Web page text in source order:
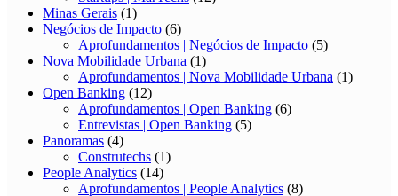
Minas Gerais (1)
Negócios de Impacto (6)
Aprofundamentos | Negócios de Impacto (5)
Nova Mobilidade Urbana (1)
Aprofundamentos | Nova Mobilidade Urbana (1)
Open Banking (12)
Aprofundamentos | Open Banking (6)
Entrevistas | Open Banking (5)
Panoramas (4)
Construtechs (1)
People Analytics (14)
Aprofundamentos | People Analytics (8)